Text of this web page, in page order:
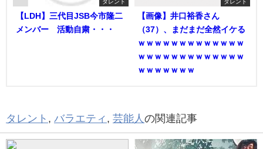
【LDH】三代目JSB今市隆二
メンバー 活動自粛・・・
【画像】井口裕香さん
（37）、まだまだ全然イケる
ｗｗｗｗｗｗｗｗｗｗｗｗｗ
ｗｗｗｗｗｗｗｗｗｗｗｗｗ
ｗｗｗｗｗｗｗ
タレント バラエティ 芸能人 の関連記事